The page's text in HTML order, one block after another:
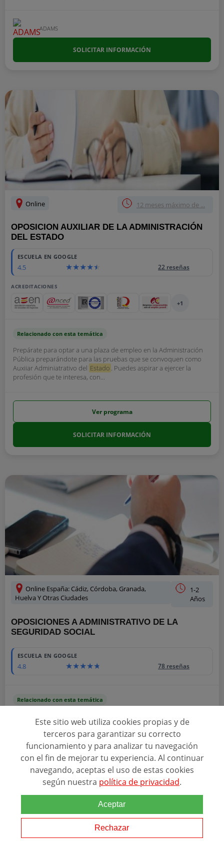
ADAMS
SOLICITAR INFORMACIÓN
Online 12 meses máximo de ...
OPOSICION AUXILIAR DE LA ADMINISTRACIÓN
DEL ESTADO
ESCUELA EN GOOGLE
4.5 22 reseñas
ACREDITACIONES
+1
Relacionado con esta temática
Prepárate para optar a una plaza de empleo en la Administración
Pública preparándote para las pruebas que se convoquen como
Auxiiar Adminiatrativo del Estado . Puedes aspirar a ejercer la
profesión que te interesa, con...
Ver programa
SOLICITAR INFORMACIÓN
Online España: Cádiz, Córdoba, Granada,
Huelva Y Otras Ciudades
1-2
Años
OPOSICIONES A ADMINISTRATIVO DE LA
SEGURIDAD SOCIAL
ESCUELA EN GOOGLE
4.8 78 reseñas
Relacionado con esta temática
Seguridad Social delEstadoen es un proceso clave para equipar a
los aspirantes con las competencias necesarias para asegurar una
plaza en la administración pública....
Este sitio web utiliza cookies propias y de
terceros para garantizar su correcto
funcionamiento y para analizar tu navegación
con el fin de mejorar tu experiencia. Al continuar
navegando, aceptas el uso de estas cookies
según nuestra política de privacidad.
Aceptar
Rechazar